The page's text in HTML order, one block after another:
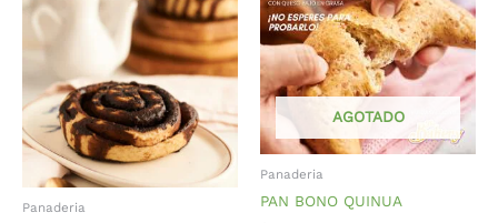
Panaderia
AGOTADO
Panaderia
PAN BONO QUINUA